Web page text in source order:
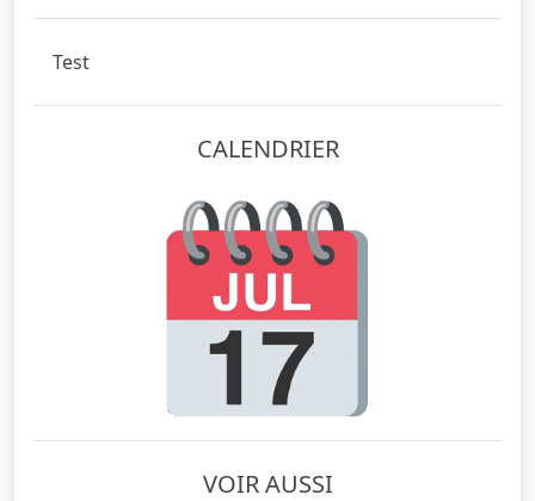
Test
CALENDRIER
VOIR AUSSI